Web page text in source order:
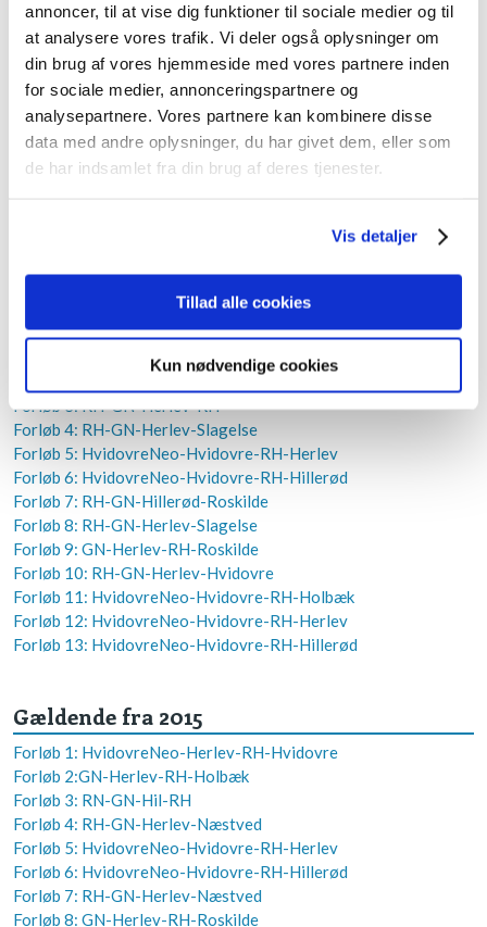
annoncer, til at vise dig funktioner til sociale medier og til
at analysere vores trafik. Vi deler også oplysninger om
din brug af vores hjemmeside med vores partnere inden
for sociale medier, annonceringspartnere og
analysepartnere. Vores partnere kan kombinere disse
data med andre oplysninger, du har givet dem, eller som
de har indsamlet fra din brug af deres tjenester.
Vis detaljer
Tillad alle cookies
Kun nødvendige cookies
Hvidovre-RH-Hillerød
Forløb 15: GN-Herlev-RH-
Holbæk (Flex-forløb)
Forløb 16: GN-Herlev-RH-
Roskilde (Flex-forløb)
Forløb 17: RH- HvidovreNeo-
NOH-Slagelse (Flex-forløb)
Forløb 23: Roskilde-GN-
Slagelse Hvidovre
(neo)-Hvidovre - RH -Slagelse
(Flex-forløb)
Gældende fra 2017​
Forløb 1: HvidovreNeo - Herlev-RH-Hvidovre
Forløb 3: RH-GN-Herlev-RH​
Forløb 4: RH-GN-Herlev-Slagelse
Forløb 5: HvidovreNeo-Hvidovre-RH-Herlev
Forløb 6: HvidovreNeo-Hvidovre-RH-Hillerød
Forløb 7: RH-GN-Hillerød-Roskilde
Forløb 8: RH-GN-Herlev-Slagelse
Forløb 9: GN-Herlev-RH-Roskilde
Forløb 10: RH-GN-Herlev-Hvidovre
Forløb 11: HvidovreNeo-Hvidovre-RH-Holbæk
Forløb 12: HvidovreNeo-Hvidovre-RH-Herlev
Forløb 13: HvidovreNeo-Hvidovre-RH-Hillerød
​Gældende fra 2015
Forløb 1: HvidovreNeo-Herlev-RH-Hvidovre
Forløb 2:GN-Herlev-RH-Holbæk
Forløb 3: RN-GN-Hil-RH
Forløb 4: RH-GN-Herlev-Næstved
Forløb 5: HvidovreNeo-Hvidovre-RH-Herlev
Forløb 6: HvidovreNeo-Hvidovre-RH-Hillerød
Forløb 7: RH-GN-Herlev-Næstved
Forløb 8: GN-Herlev-RH-Roskilde